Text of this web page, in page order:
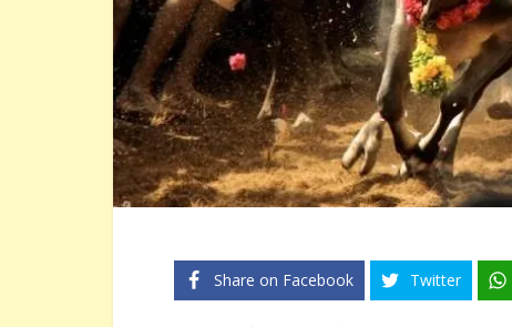
Share on Facebook Twitter